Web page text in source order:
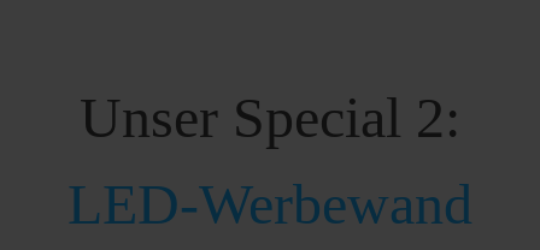
Unser Special 2:
LED-Werbewand